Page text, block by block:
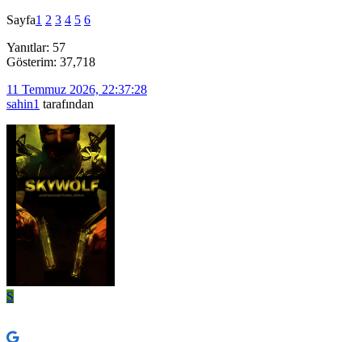
Sayfa1 2 3 4 5 6
Yanıtlar: 57
Gösterim: 37,718
11 Temmuz 2026, 22:37:28
sahin1 tarafından
S